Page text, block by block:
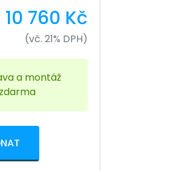
10 760 Kč
(vč. 21% DPH)
a montáž
zdarma